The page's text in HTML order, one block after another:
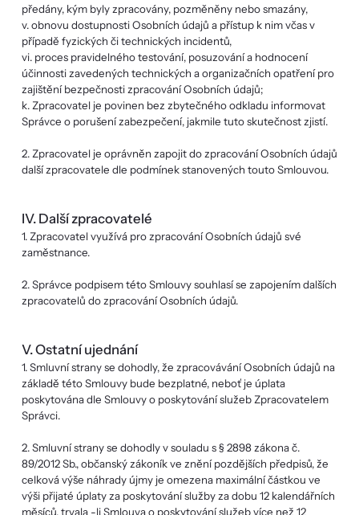
předány, kým byly zpracovány, pozměněny nebo smazány,
v. obnovu dostupnosti Osobních údajů a přístup k nim včas v
případě fyzických či technických incidentů,
vi. proces pravidelného testování, posuzování a hodnocení
účinnosti zavedených technických a organizačních opatření pro
zajištění bezpečnosti zpracování Osobních údajů;
k. Zpracovatel je povinen bez zbytečného odkladu informovat
Správce o porušení zabezpečení, jakmile tuto skutečnost zjistí.
2. Zpracovatel je oprávněn zapojit do zpracování Osobních údajů
další zpracovatele dle podmínek stanovených touto Smlouvou.
IV. Další zpracovatelé
1. Zpracovatel využívá pro zpracování Osobních údajů své
zaměstnance.
2. Správce podpisem této Smlouvy souhlasí se zapojením dalších
zpracovatelů do zpracování Osobních údajů.
V. Ostatní ujednání
1. Smluvní strany se dohodly, že zpracovávání Osobních údajů na
základě této Smlouvy bude bezplatné, neboť je úplata
poskytována dle Smlouvy o poskytování služeb Zpracovatelem
Správci.
2. Smluvní strany se dohodly v souladu s § 2898 zákona č.
89/2012 Sb., občanský zákoník ve znění pozdějších předpisů, že
celková výše náhrady újmy je omezena maximální částkou ve
výši přijaté úplaty za poskytování služby za dobu 12 kalendářních
měsíců, trvala -li Smlouva o poskytování služeb více než 12